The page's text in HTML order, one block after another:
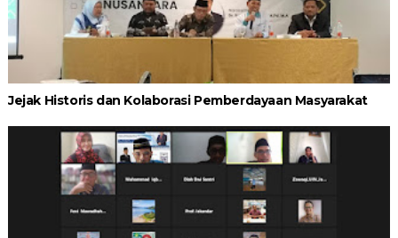
Jejak Historis dan Kolaborasi Pemberdayaan Masyarakat